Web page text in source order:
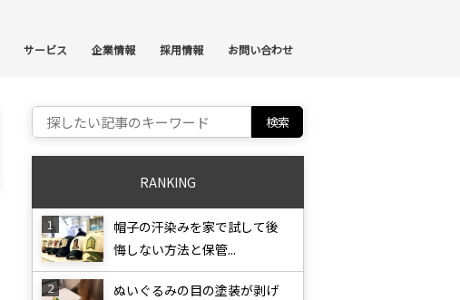
サービス 企業情報 採用情報 お問い合わせ
Search for:
RANKING
帽子の汗染みを家で試して後
悔しない方法と保管...
ぬいぐるみの目の塗装が剥げ